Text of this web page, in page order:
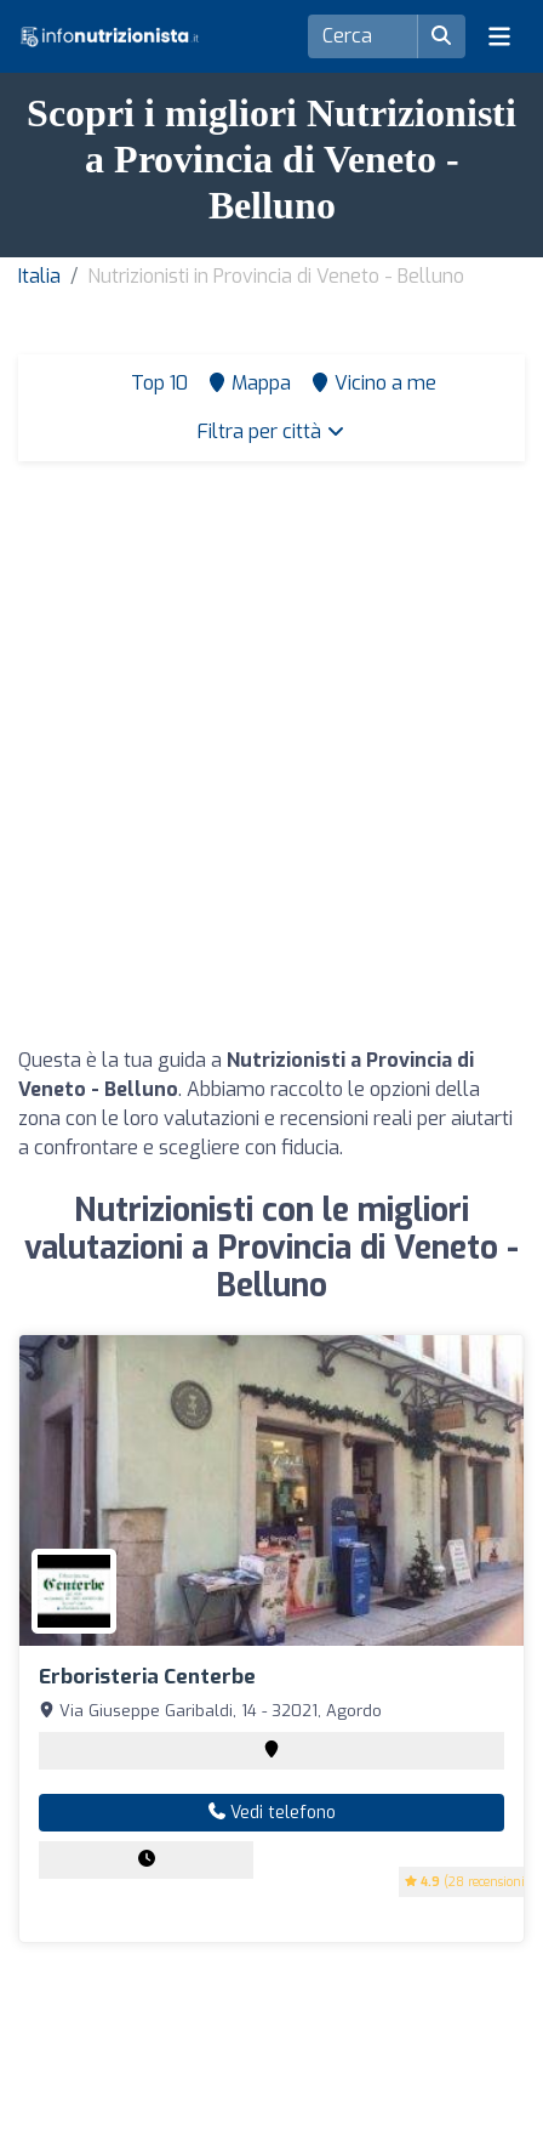
Scopri i migliori Nutrizionisti
a Provincia di Veneto -
Belluno
Italia Nutrizionisti in Provincia di Veneto - Belluno
Top 10 Mappa
Vicino a me
Filtra per città
Questa è la tua guida a Nutrizionisti a Provincia di
Veneto - Belluno. Abbiamo raccolto le opzioni della
zona con le loro valutazioni e recensioni reali per aiutarti
a confrontare e scegliere con fiducia.
Nutrizionisti con le migliori
valutazioni a Provincia di Veneto -
Belluno
Erboristeria Centerbe
4.9 (28 recensioni)
Via Giuseppe Garibaldi, 14 - 32021, Agordo
Vedi telefono